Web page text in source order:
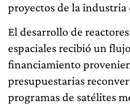
proyectos de la industria
El desarrollo de
espaciales recibió un
financiamiento
presupuestarias
programas de satélites